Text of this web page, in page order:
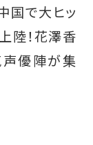
国で大ヒッ
陸！花澤香
声優陣が集